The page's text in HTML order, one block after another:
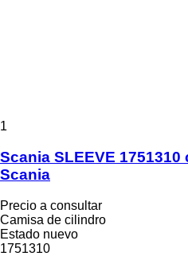
1
Scania SLEEVE
Scania
Precio a consultar
Camisa de cilindro
Estado nuevo
1751310